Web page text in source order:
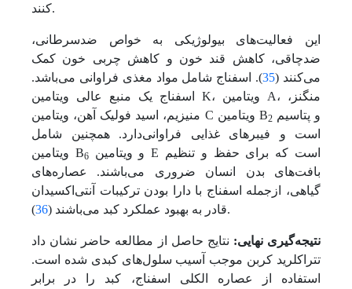
کنند.
این فعالیت‌های بیولوژیکی به خواص ضد‌سرطانی،
ضد‌چاقی، کاهش قند خون و کاهش چربی خون کمک‌
می‌کنند (35). اسفناج شامل مواد مغذی فراوانی‌ می‌باشد.
اسفناج یک منبع عالی ویتامین K، ویتامین A، منگنز،
منیزیم، اسید فولیک آهن، ویتامین C ویتامین B2و پتاسیم
است و فیبرهای غذایی فراوانی‌دارد. همچنین شامل
ویتامین B6و ویتامین E است که برای حفظ و تنظیم
بافت‌های بدن انسان ضروری می‌باشند. عصاره‌های
گیاهی، از‌جمله اسفناج با دارا بودن ترکیبات آنتی‌اکسیدان
قادر به بهبود عملکرد کبد‌ می‌باشند (36 ).
نتیجه‌گیری نهایی: نتایج حاصل از مطالعه حاضر نشان داد
تتراکلرید کربن موجب آسیب سلول‌های کبدی شده است.
استفاده از عصاره الکلی اسفناج، کبد را در برابر